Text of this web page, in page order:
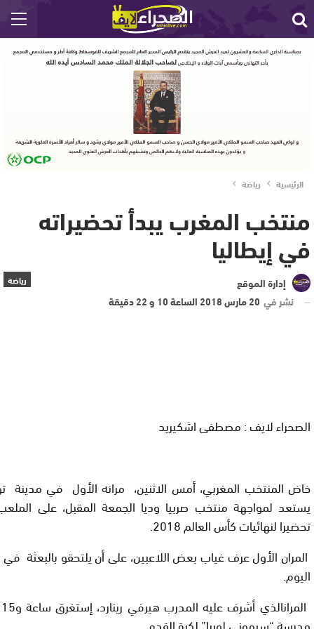
الرئيسية رياضة
منتخب المغرب يبدأ تحضيراته
في إيطاليا
رياضة
إدارة الموقع
نشر في 20 مارس 2018 الساعة 10 و 22 دقيقة
الصحراء لايف : مصطفى اشكيريد
خاض المنتخب المغربي، أمس الاثنين، مرانه الأول في مدينة
يستعد لمواجهة منتخب صربيا وديا الجمعة المقبل، على الملعب
تحضيرا لنهائيات كأس العالم 2018.
المران الأول عرف غياب بعض اللاعبين، على أن يلتحقو
اليوم.